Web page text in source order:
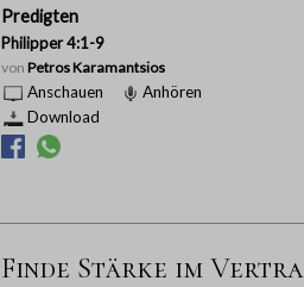
Predigten
Philipper 4:1-9
von Petros Karamantsios
Anschauen
Anhören
Download
Finde Stärke im